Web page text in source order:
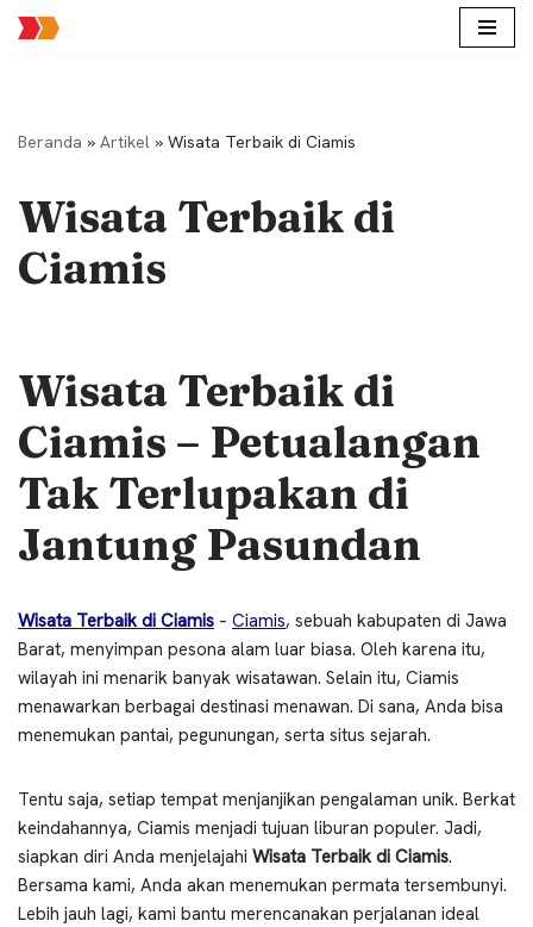
Beranda » Artikel » Wisata Terbaik di Ciamis
Wisata Terbaik di
Ciamis
Wisata Terbaik di
Ciamis – Petualangan
Tak Terlupakan di
Jantung Pasundan
Wisata Terbaik di Ciamis – Ciamis, sebuah kabupaten di Jawa
Barat, menyimpan pesona alam luar biasa. Oleh karena itu,
wilayah ini menarik banyak wisatawan. Selain itu, Ciamis
menawarkan berbagai destinasi menawan. Di sana, Anda bisa
menemukan pantai, pegunungan, serta situs sejarah.
Tentu saja, setiap tempat menjanjikan pengalaman unik. Berkat
keindahannya, Ciamis menjadi tujuan liburan populer. Jadi,
siapkan diri Anda menjelajahi Wisata Terbaik di Ciamis.
Bersama kami, Anda akan menemukan permata tersembunyi.
Lebih jauh lagi, kami bantu merencanakan perjalanan ideal